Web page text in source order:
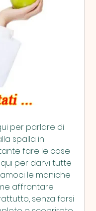
per parlare di
spalla in
fare le cose
per darvi tutte
le maniche
affrontare
senza farsi